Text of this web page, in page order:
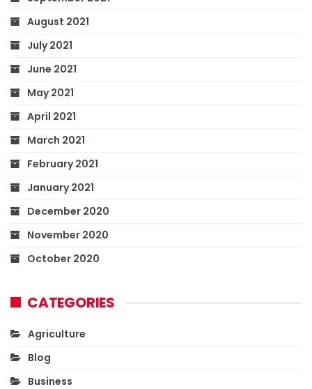
August 2021
July 2021
June 2021
May 2021
April 2021
March 2021
February 2021
January 2021
December 2020
November 2020
October 2020
CATEGORIES
Agriculture
Blog
Business